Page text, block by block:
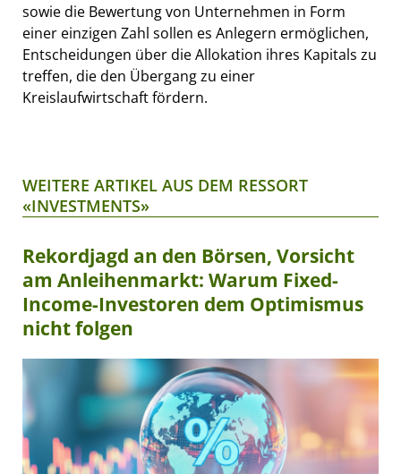
sowie die Bewertung von Unternehmen in Form
einer einzigen Zahl sollen es Anlegern ermöglichen,
Entscheidungen über die Allokation ihres Kapitals zu
treffen, die den Übergang zu einer
Kreislaufwirtschaft fördern.
WEITERE ARTIKEL AUS DEM RESSORT
«INVESTMENTS»
Rekordjagd an den Börsen, Vorsicht
am Anleihenmarkt: Warum Fixed-
Income-Investoren dem Optimismus
nicht folgen